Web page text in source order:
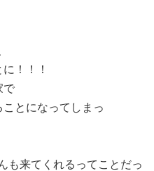
！！！
で
とになってしまっ
も来てくれるってことだっ